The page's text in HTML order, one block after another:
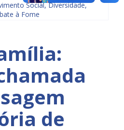
Social, Diversidade,
à Fome
de